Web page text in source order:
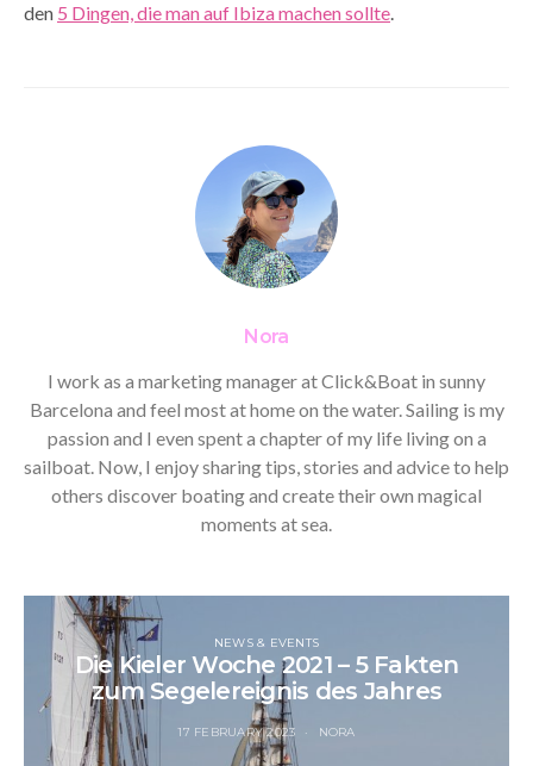
den 5 Dingen, die man auf Ibiza machen sollte.
Nora
I work as a marketing manager at Click&Boat in sunny
Barcelona and feel most at home on the water. Sailing is my
passion and I even spent a chapter of my life living on a
sailboat. Now, I enjoy sharing tips, stories and advice to help
others discover boating and create their own magical
moments at sea.
NEWS & EVENTS
Die Kieler Woche 2021 – 5 Fakten
zum Segelereignis des Jahres
17 FEBRUARY 2023 NORA